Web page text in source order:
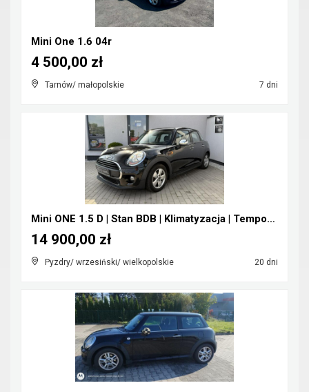
Mini One 1.6 04r
Tarnów/ małopolskie 7 dni
4 500,00 zł
Mini ONE 1.5 D | Stan BDB | Klimatyzacja | Tempoma...
Pyzdry/ wrzesiński/ wielkopolskie 20 dni
14 900,00 zł